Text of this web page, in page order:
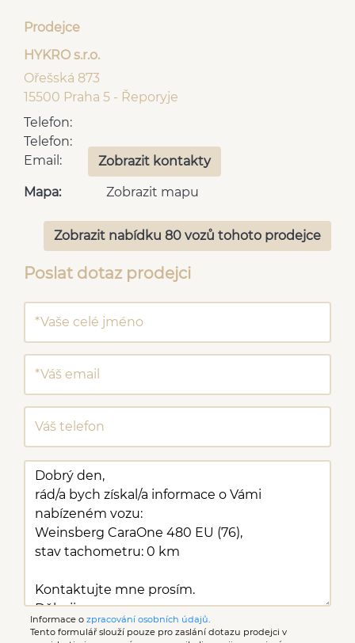
Prodejce
HYKRO s.r.o.
Ořešská 873
15500 Praha 5 - Řeporyje
Telefon:
Telefon:
Email:
Zobrazit kontakty
Mapa: Zobrazit mapu
Zobrazit nabídku 80 vozů tohoto prodejce
Poslat dotaz prodejci
Informace o zpracování osobních údajů
Tento formulář slouží pouze pro zaslání dotazu prodejci v